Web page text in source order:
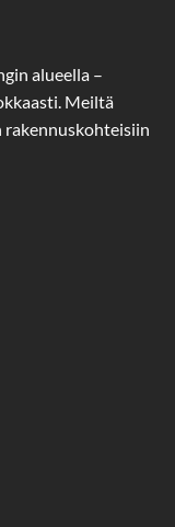
alueella –
Meiltä